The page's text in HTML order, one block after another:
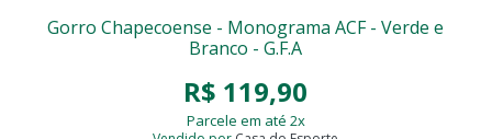
Gorro Chapecoense - Monograma ACF - Verde e
Branco - G.F.A
R$ 119,90
Parcele em até 2x